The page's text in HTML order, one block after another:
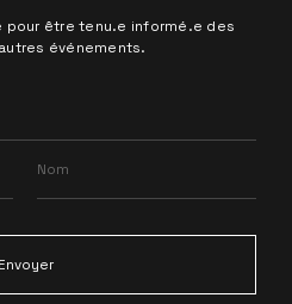
pour être tenu.e informé.e des
événements.